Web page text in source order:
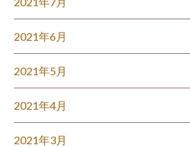
2021年6月
2021年5月
2021年4月
2021年3月